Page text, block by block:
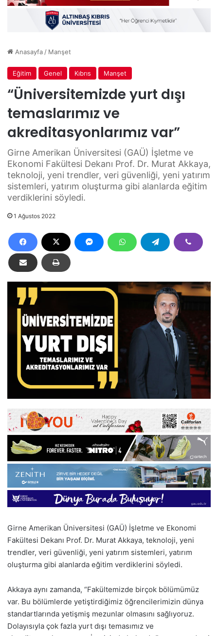
Anasayfa / Manşet
Eğitim Genel Kıbrıs Manşet
“Üniversitemizde yurt dışı
temaslarımız ve
akreditasyonlarımız var”
Girne Amerikan Üniversitesi (GAÜ) İşletme ve
Ekonomi Fakültesi Dekanı Prof. Dr. Murat Akkaya,
teknoloji, yeni trendler, veri güvenliği, yeni yatırım
sistemleri, yatırım oluşturma gibi alanlarda eğitim
verdiklerini söyledi.
1 Ağustos 2022
Girne Amerikan Üniversitesi (GAÜ) İşletme ve Ekonomi
Fakültesi Dekanı Prof. Dr. Murat Akkaya, teknoloji, yeni
trendler, veri güvenliği, yeni yatırım sistemleri, yatırım
oluşturma gibi alanlarda eğitim verdiklerini söyledi.
Akkaya aynı zamanda, “Fakültemizde birçok bölümümüz
var. Bu bölümlerde yetiştirdiğimiz öğrencilerimizin dünya
standartlarında yetişmiş mezunlar olmasını sağlıyoruz.
Dolayısıyla çok fazla yurt dışı temasımız ve